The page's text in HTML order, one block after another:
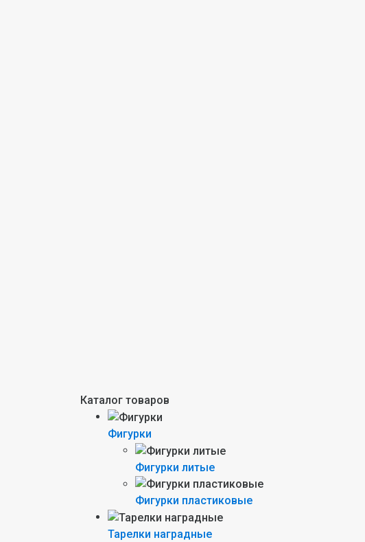
Каталог товаров
Фигурки
Фигурки литые
Фигурки пластиковые
Тарелки наградные